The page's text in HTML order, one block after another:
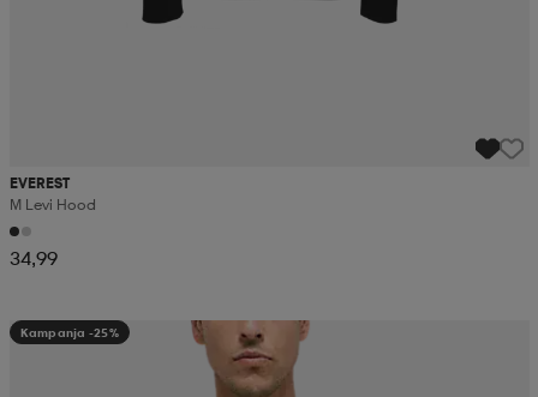
EVEREST
M Levi Hood
34,99
Kampanja -25%